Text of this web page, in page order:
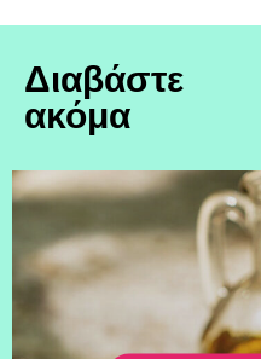
Διαβάστε
ακόμα